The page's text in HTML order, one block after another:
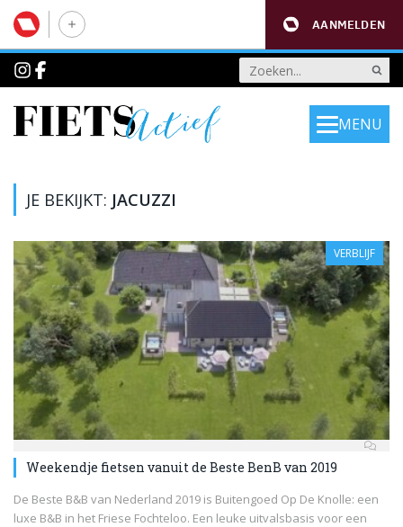
AANMELDEN
MENU
JE BEKIJKT: JACUZZI
VERBLIJF
Weekendje fietsen vanuit de Beste BenB van 2019
De Beste B&B van Nederland 2019 is Buitengoed Op De Knolle: een
luxe B&B in het Friese Fochteloo. Een leuke uitvalsbasis voor een